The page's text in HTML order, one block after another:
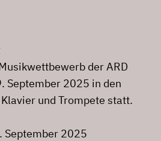
der ARD
September 2025 in den
und Trompete statt.
September 2025